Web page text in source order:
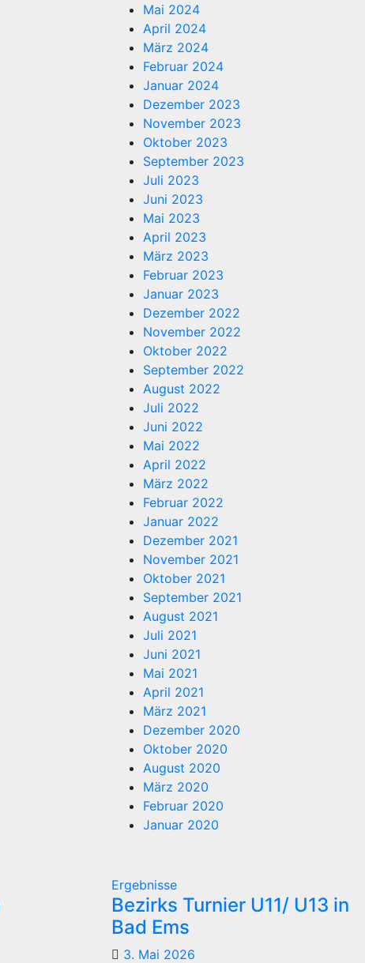
Mai 2024
April 2024
März 2024
Februar 2024
Januar 2024
Dezember 2023
November 2023
Oktober 2023
September 2023
Juli 2023
Juni 2023
Mai 2023
April 2023
März 2023
Februar 2023
Januar 2023
Dezember 2022
November 2022
Oktober 2022
September 2022
August 2022
Juli 2022
Juni 2022
Mai 2022
April 2022
März 2022
Februar 2022
Januar 2022
Dezember 2021
November 2021
Oktober 2021
September 2021
August 2021
Juli 2021
Juni 2021
Mai 2021
April 2021
März 2021
Dezember 2020
Oktober 2020
August 2020
März 2020
Februar 2020
Januar 2020
Ergebnisse
Bezirks Turnier U11/ U13 in
Bad Ems
3. Mai 2026